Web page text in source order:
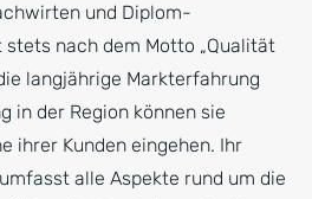
und Diplom-
nach dem Motto „Qualität
langjährige Markterfahrung
in der Region können sie
ihrer Kunden eingehen. Ihr
alle Aspekte rund um die